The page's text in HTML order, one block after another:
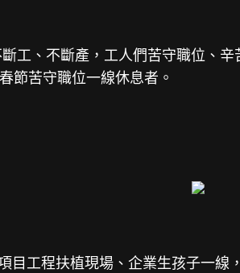
、不斷產，工人們苦守職位、辛
節苦守職位一線休息者。
工程扶植現場、企業生孩子一線